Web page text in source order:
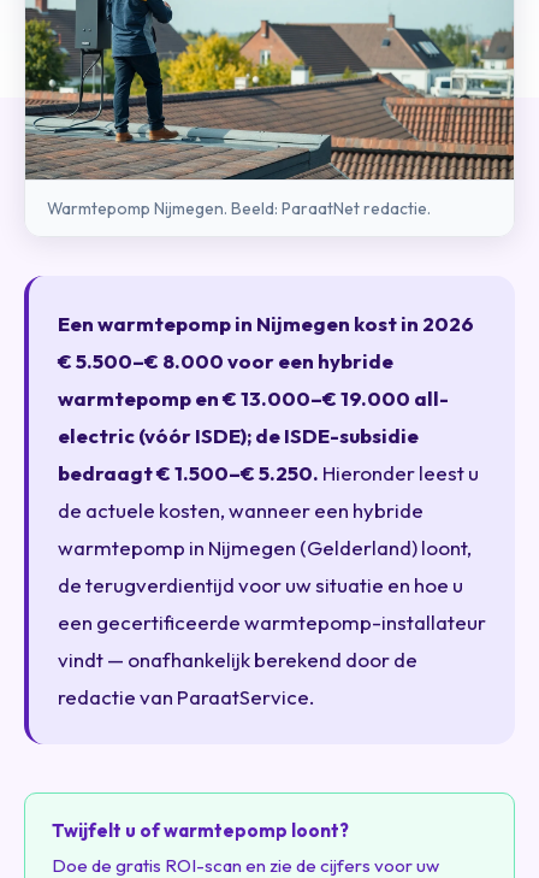
Warmtepomp Nijmegen. Beeld: ParaatNet redactie.
Een warmtepomp in Nijmegen kost in 2026
€ 5.500–€ 8.000 voor een hybride
warmtepomp en € 13.000–€ 19.000 all-
electric (vóór ISDE); de ISDE-subsidie
bedraagt € 1.500–€ 5.250. Hieronder leest u
de actuele kosten, wanneer een hybride
warmtepomp in Nijmegen (Gelderland) loont,
de terugverdientijd voor uw situatie en hoe u
een gecertificeerde warmtepomp-installateur
vindt — onafhankelijk berekend door de
redactie van ParaatService.
Twijfelt u of warmtepomp loont?
Doe de gratis ROI-scan en zie de cijfers voor uw